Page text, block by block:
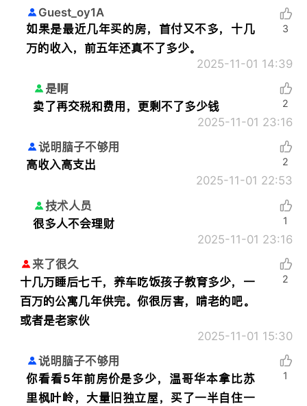
Guest_oy1A
如果是最近几年买的房，首付又不多，十几
万的收入，前五年还真不了多少。
2025-11-01 14:39
3
是啊
卖了再交税和费用，更剩不了多少钱
2025-11-01 23:16
2
说明脑子不够用
高收入高支出
2025-11-01 22:53
2
技术人员
很多人不会理财
2025-11-01 23:16
1
来了很久
十几万睡后七千，养车吃饭孩子教育多少，一
百万的公寓几年供完。你很厉害，啃老的吧。
或者是老家伙
2025-11-01 15:30
2
说明脑子不够用
你看看5年前房价是多少，温哥华本拿比苏
里枫叶岭，大量旧独立屋，买了一半自住一
1